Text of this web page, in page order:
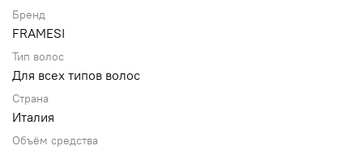
Бренд
FRAMESI
Тип волос
Для всех типов волос
Страна
Италия
Объём средства